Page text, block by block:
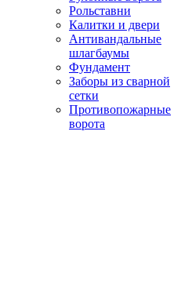
Рольставни
Калитки и двери
Антивандальные
шлагбаумы
Фундамент
Заборы из сварной
сетки
Противопожарные
ворота